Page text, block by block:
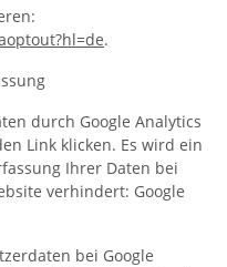
.
durch Google Analytics
Link klicken. Es wird ein
Ihrer Daten bei
verhindert: Google
bei Google